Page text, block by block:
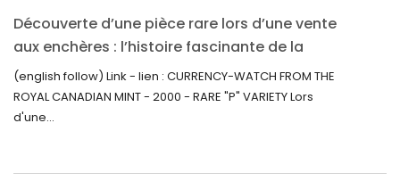
octobre 2019
septembre 2019
juin 2019
avril 2019
Découverte d’une pièce rare lors d’une vente
aux enchères : l’histoire fascinante de la
Monnaie-Montre de la Monnaie Royale du
Canada (2000) Rare Variété « P »
(english follow) Link - lien : CURRENCY-WATCH FROM THE
ROYAL CANADIAN MINT - 2000 - RARE "P" VARIETY Lors
d'une...